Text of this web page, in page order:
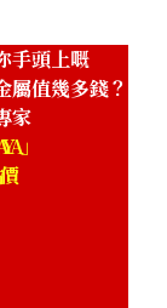
手頭上嘅
屬值幾多錢？
家
」